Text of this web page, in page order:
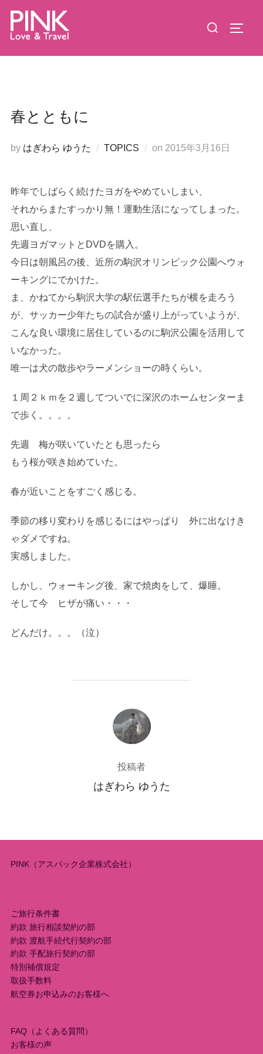
ン
検
対
春とともに
by はぎわら ゆうた TOPICS on 投
2015年3月16日
昨年でしばらく続けたヨガをやめていしまい、
それからまたすっかり無！運動生活になってしまった。
思い直し、
先週ヨガマットとDVDを購入。
今日は朝風呂の後、近所の駒沢オリンピック公園へウォ
ーキングにでかけた。
ま、かねてから駒沢大学の駅伝選手たちが横を走ろう
が、サッカー少年たちの試合が盛り上がっていようが、
こんな良い環境に居住しているのに駒沢公園を活用して
いなかった。
唯一は犬の散歩やラーメンショーの時くらい。
１周２ｋｍを２週してついでに深沢のホームセンターま
で歩く。。。。
先週 梅が咲いていたとも思ったら
もう桜が咲き始めていた。
春が近いことをすごく感じる。
季節の移り変わりを感じるにはやっぱり 外に出なけき
ゃダメですね。
実感しました。
しかし、ウォーキング後、家で焼肉をして、爆睡。
そして今 ヒザが痛い・・・
どんだけ。。。（泣）
投稿者
投稿者
はぎわら ゆうた
PINK（アスパック企業株式会社）
ご旅行条件書
約款 旅行相談契約の部
約款 渡航手続代行契約の部
約款 手配旅行契約の部
特別補償規定
取扱手数料
航空券お申込みのお客様へ
FAQ（よくある質問）
お客様の声